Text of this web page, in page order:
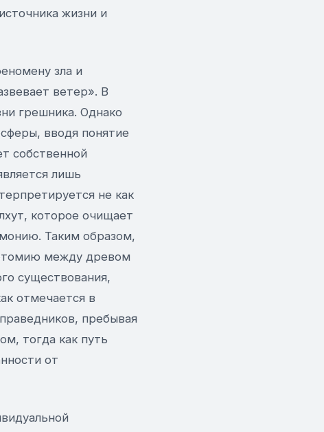
жизни и
зла и
ветер». В
грешника. Однако
вводя понятие
собственной
лишь
не как
которое очищает
Таким образом,
между древом
существования,
отмечается в
пребывая
тогда как путь
от